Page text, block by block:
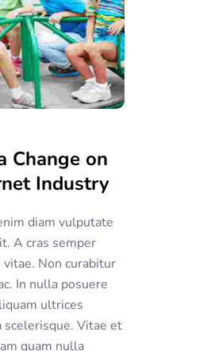
Change on
Industry
diam vulputate
A cras semper
vitae. Non curabitur
In nulla posuere
ultrices
scelerisque. Vitae et
quam nulla